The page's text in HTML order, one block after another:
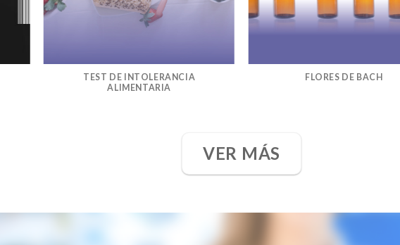
TEST DE INTOLERANCIA
ALIMENTARIA
FLORES DE BACH
VER MÁS